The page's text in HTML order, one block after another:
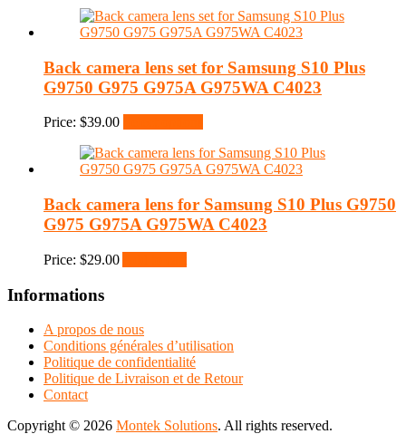
Back camera lens set for Samsung S10 Plus
G9750 G975 G975A G975WA C4023
Price: $39.00
Back camera lens for Samsung S10 Plus G9750
G975 G975A G975WA C4023
Price: $29.00
Informations
A propos de nous
Conditions générales d’utilisation
Politique de confidentialité
Politique de Livraison et de Retour
Contact
Copyright © 2026 Montek Solutions. All rights reserved.